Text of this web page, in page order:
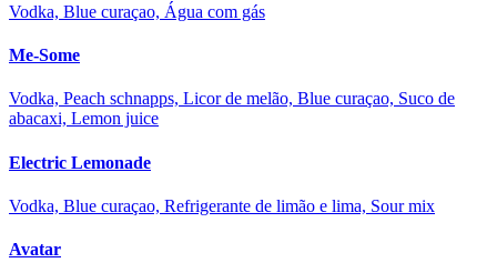
Vodka, Blue curaçao, Água com gás
Me-Some
Vodka, Peach schnapps, Licor de melão, Blue curaçao, Suco de
abacaxi, Lemon juice
Electric Lemonade
Vodka, Blue curaçao, Refrigerante de limão e lima, Sour mix
Avatar